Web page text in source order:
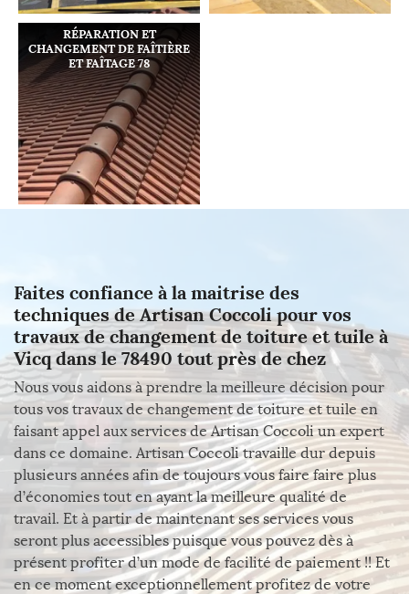
RÉPARATION ET
CHANGEMENT DE FAÎTIÈRE
ET FAÎTAGE 78
Faites confiance à la maitrise des
techniques de Artisan Coccoli pour vos
travaux de changement de toiture et tuile à
Vicq dans le 78490 tout près de chez
Nous vous aidons à prendre la meilleure décision pour
tous vos travaux de changement de toiture et tuile en
faisant appel aux services de Artisan Coccoli un expert
dans ce domaine. Artisan Coccoli travaille dur depuis
plusieurs années afin de toujours vous faire faire plus
d’économies tout en ayant la meilleure qualité de
travail. Et à partir de maintenant ses services vous
seront plus accessibles puisque vous pouvez dès à
présent profiter d’un mode de facilité de paiement !! Et
en ce moment exceptionnellement profitez de votre